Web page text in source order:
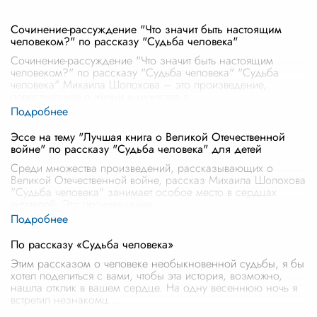
Сочинение-рассуждение "Что значит быть настоящим
человеком?" по рассказу "Судьба человека"
Сочинение-рассуждение "Что значит быть настоящим
человеком?" по рассказу "Судьба человека" "Судьба
человека" Михаила Шолохова – это произведение,
Эссе на тему "Лучшая книга о Великой Отечественной
войне" по рассказу "Судьба человека" для детей
Среди множества произведений, рассказывающих о
Великой Отечественной войне, рассказ Михаила Шолохова
"Судьба человека" занимает особое место в сердцах
По рассказу «Судьба человека»
Этим рассказом о человеке необыкновенной судьбы, я бы
хотел поделиться с вами, чтобы эта история, возможно,
нашла отклик в вашем сердце. На одну весеннюю ночь я
встретил незнакомц